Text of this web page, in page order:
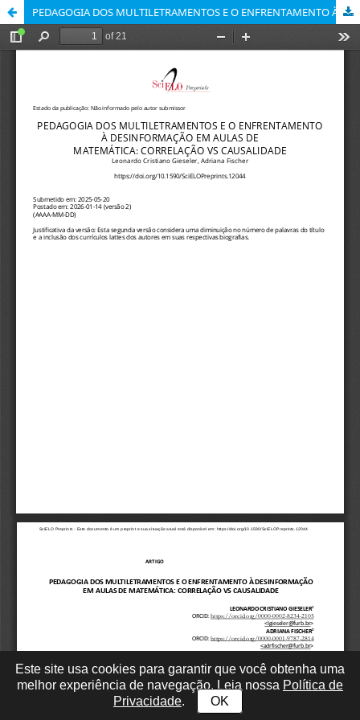
​​​PEDAGOGIA DOS MULTILETRAMENTOS E O ENFRENTAMENTO À DESINFORMAÇÃO EM AULAS DE MATEMÁTICA: CORRELAÇÃO VS CAUSALIDADE
Este site usa cookies para garantir que você obtenha uma
melhor experiência de navegação. Leia nossa Política de
Privacidade. OK